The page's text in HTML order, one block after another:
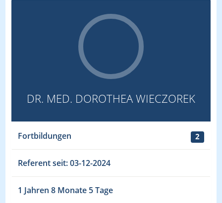
DR. MED. DOROTHEA WIECZOREK
Fortbildungen 2
Referent seit: 03-12-2024
1 Jahren 8 Monate 5 Tage